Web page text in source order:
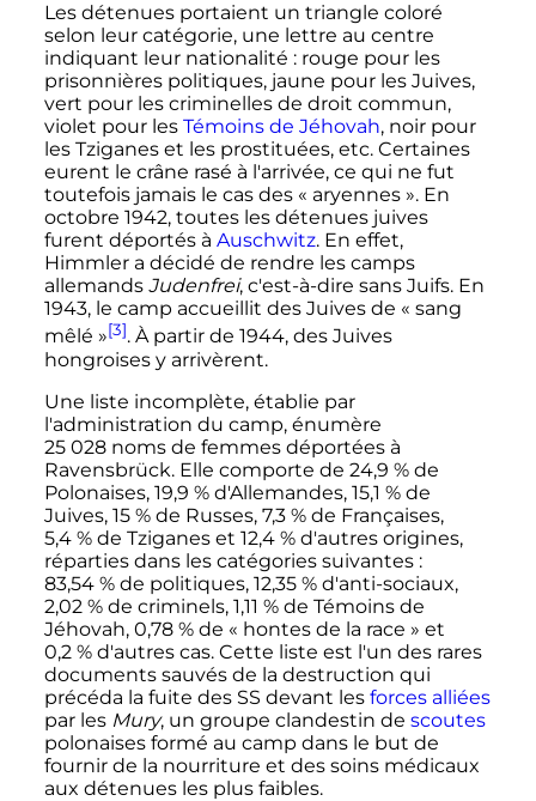
Les détenues portaient un triangle coloré
selon leur catégorie, une lettre au centre
indiquant leur nationalité : rouge pour les
prisonnières politiques, jaune pour les Juives,
vert pour les criminelles de droit commun,
violet pour les Témoins de Jéhovah, noir pour
les Tziganes et les prostituées, etc. Certaines
eurent le crâne rasé à l'arrivée, ce qui ne fut
toutefois jamais le cas des « aryennes ». En
octobre 1942, toutes les détenues juives
furent déportés à Auschwitz. En effet,
Himmler a décidé de rendre les camps
allemands Judenfrei, c'est-à-dire sans Juifs. En
1943, le camp accueillit des Juives de « sang
mêlé »[3]. À partir de 1944, des Juives
hongroises y arrivèrent.
Une liste incomplète, établie par
l'administration du camp, énumère
25 028 nomsde femmes déportées à
Ravensbrück. Elle comporte de 24,9 % de
Polonaises, 19,9 % d'Allemandes, 15,1 % de
Juives, 15 % de Russes, 7,3 % de Françaises,
5,4 % de Tziganes et 12,4 % d'autres origines,
réparties dans les catégories suivantes :
83,54 % de politiques, 12,35 % d'anti-sociaux,
2,02 % de criminels, 1,11 % de Témoins de
Jéhovah, 0,78 % de « hontes de la race » et
0,2 % d'autres cas. Cette liste est l'un des rares
documents sauvés de la destruction qui
précéda la fuite des SS devant les forces alliées
par les Mury, un groupe clandestin de scoutes
polonaises formé au camp dans le but de
fournir de la nourriture et des soins médicaux
aux détenues les plus faibles.